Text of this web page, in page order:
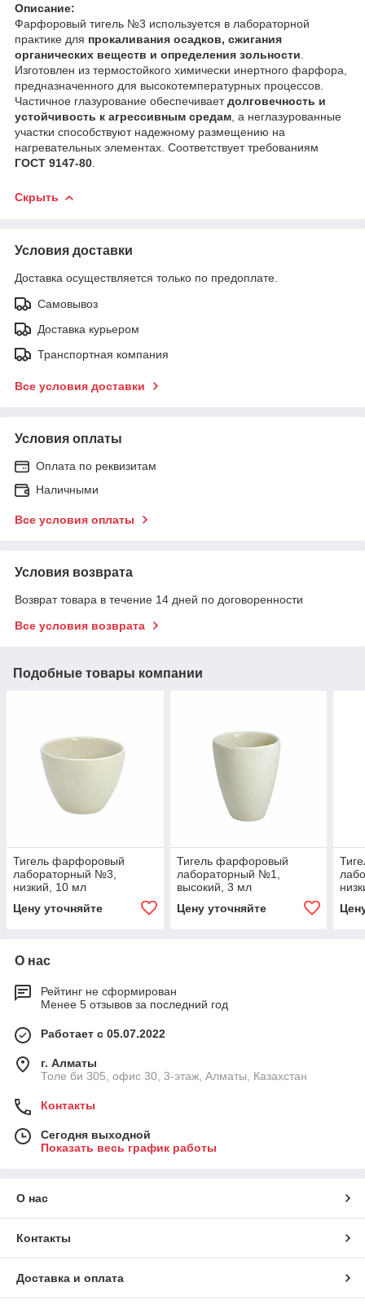
Описание:
Фарфоровый тигель №3 используется в лабораторной
практике для прокаливания осадков, сжигания
органических веществ и определения зольности
Изготовлен из термостойкого химически инертного фарфора,
предназначенного для высокотемпературных процессов.
Частичное глазурование обеспечиваетдолговечность и
устойчивость к агрессивным средам , а неглазурованные
участки способствуют надежному размещению на
нагревательных элементах. Соответствует требованиям
ГОСТ 9147-80
Скрыть
Условия доставки
Доставка осуществляется только по предоплате.
Самовывоз
Доставка курьером
Транспортная компания
Все условия доставки
Условия оплаты
Оплата по реквизитам
Наличными
Все условия оплаты
Условия возврата
Возврат товара в течение 14 дней по договоренности
Все условия возврата
Подобные товары компании
Тигель фарфоровый
лабораторный №3,
низкий, 10 мл
Цену уточняйте
Тигель фарфоровый
лабораторный №1,
высокий, 3 мл
Цену уточняйте
О нас
Рейтинг не сформирован
Менее 5 отзывов за последний год
Работает с 05.07.2022
г. Алматы
Толе би 305, офис 30, 3-этаж, Алматы, Казахстан
Контакты
Сегодня выходной
Показать весь график работы
О нас
Контакты
Доставка и оплата